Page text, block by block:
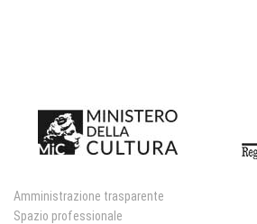
Amministrazione trasparente
Spazio professionale